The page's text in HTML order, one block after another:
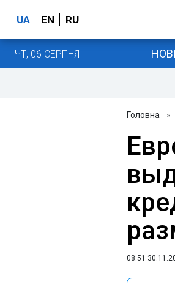
UA EN RU
ЧТ, 06 СЕРПНЯ
Головна »
08:51